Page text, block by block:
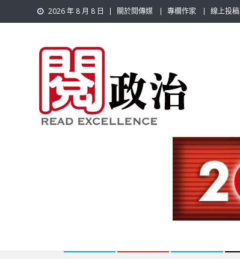
to
2026 年 8 月 8 日 關於閱傳媒 專欄作家 線上投稿
閱政治 Read Gov News